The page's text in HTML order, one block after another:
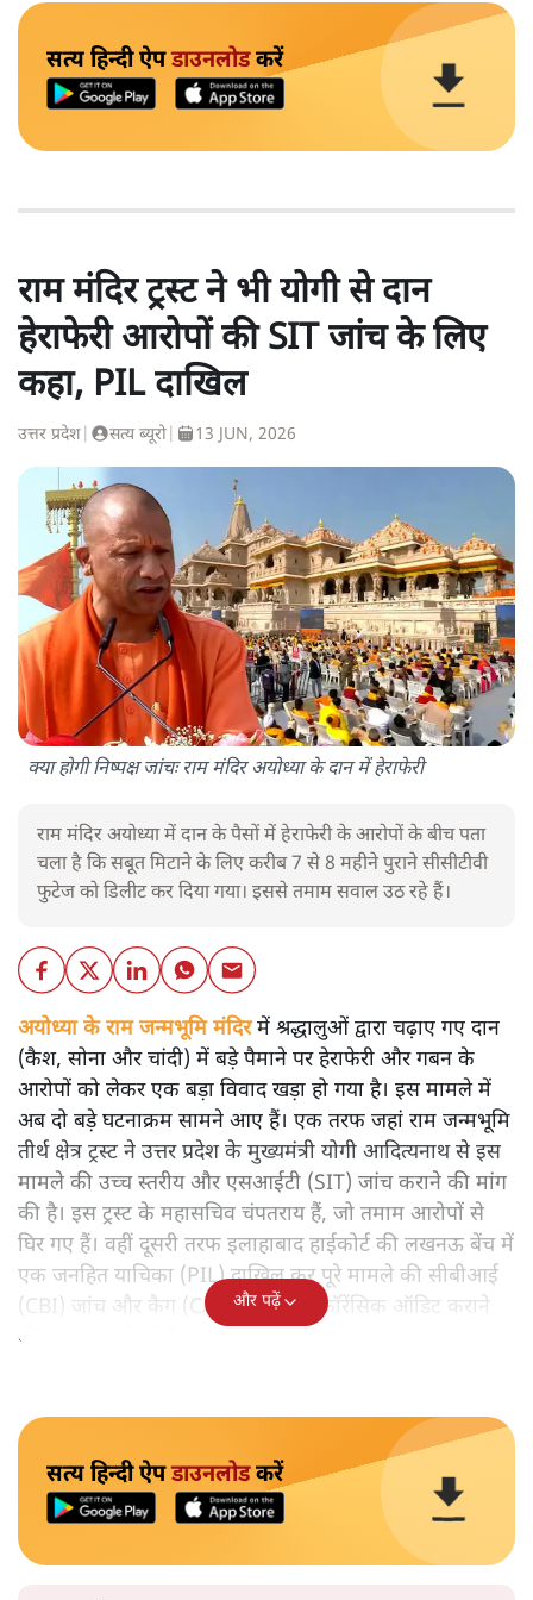
सत्य हिन्दी ऐपडाउनलोडकरें
राम मंदिर ट्रस्ट ने भी योगी से दान
हेराफेरी आरोपों की SIT जांच के लिए
कहा, PIL दाखिल
उत्तर प्रदेश सत्य ब्यूरो 13 JUN, 2026
क्या होगी निष्पक्ष जांचः राम मंदिर अयोध्या के दान में हेराफेरी
राम मंदिर अयोध्या में दान के पैसों में हेराफेरी के आरोपों के बीच पता
चला है कि सबूत मिटाने के लिए करीब 7 से 8 महीने पुराने सीसीटीवी
फुटेज को डिलीट कर दिया गया। इससे तमाम सवाल उठ रहे हैं।
अयोध्या के राम जन्मभूमि मंदिरमें श्रद्धालुओं द्वारा चढ़ाए गए दान
(कैश, सोना और चांदी) में बड़े पैमाने पर हेराफेरी और गबन के
आरोपों को लेकर एक बड़ा विवाद खड़ा हो गया है। इस मामले में
अब दो बड़े घटनाक्रम सामने आए हैं। एक तरफ जहां राम जन्मभूमि
तीर्थ क्षेत्र ट्रस्ट ने उत्तर प्रदेश के मुख्यमंत्री योगी आदित्यनाथ से इस
मामले की उच्च स्तरीय और एसआईटी (SIT) जांच कराने की मांग
की है। इस ट्रस्ट के महासचिव चंपतराय हैं, जो तमाम आरोपों से
घिर गए हैं। वहीं दूसरी तरफ इलाहाबाद हाईकोर्ट की लखनऊ बेंच में
एक जनहित याचिका (PIL) दाखिल कर पूरे मामले की सीबीआई
(CBI) जांच और कैग (CAG) से स्पेशल फॉरेंसिक ऑडिट कराने
की गुहार लगाई गई है।
और पढ़ें
सत्य हिन्दी ऐपडाउनलोडकरें